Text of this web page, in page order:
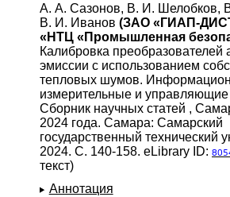
А. А. Сазонов, В. И. Шелобков,
В. И. Иванов (ЗАО «ГИАП-
«НТЦ «Промышленная
Калибровка преобразователей
эмиссии с использованием
тепловых шумов.
измерительные и
Сборник научных статей ,
2024 года. Самара: Самарский
государственный технический
2024. С. 140-158. eLibrary ID:
текст)
Аннотация